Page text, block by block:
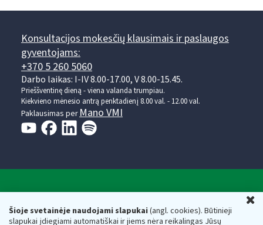
Šioje svetainėje naudojami slapukai(angl. cookies). Būtinieji
slapukai įdiegiami automatiškai ir jiems nėra reikalingas Jūsų
Konsultacijos mokesčių klausimais ir paslaugos
gyventojams:
+370 5 260 5060
Darbo laikas: I-IV 8.00-17.00, V 8.00-15.45.
Prieššventinę dieną - viena valanda trumpiau.
Kiekvieno mėnesio antrą penktadienį 8.00 val. - 12.00 val.
Paklausimas per Mano VMI
Respublikos finansų ministerijos